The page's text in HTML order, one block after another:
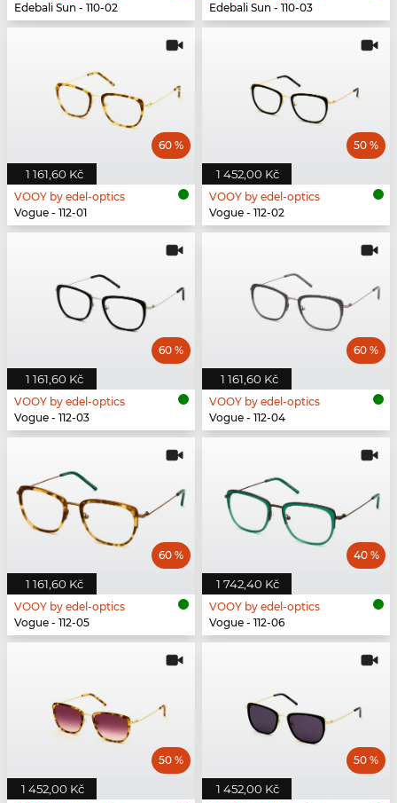
Edebali Sun - 110-02
Edebali Sun - 110-03
1 161,60 Kč
60 %
VOOY by edel-optics
Vogue - 112-01
1 452,00 Kč
50 %
VOOY by edel-optics
Vogue - 112-02
1 161,60 Kč
60 %
VOOY by edel-optics
Vogue - 112-03
1 161,60 Kč
60 %
VOOY by edel-optics
Vogue - 112-04
1 161,60 Kč
60 %
VOOY by edel-optics
Vogue - 112-05
1 742,40 Kč
40 %
VOOY by edel-optics
Vogue - 112-06
1 452,00 Kč
50 %
1 452,00 Kč
50 %